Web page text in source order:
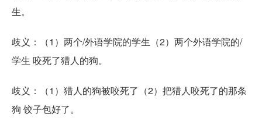
生。
歧义：（1）两个/外语学院的学生（2）两个外语学院的/
学生 咬死了猎人的狗。
歧义：（1）猎人的狗被咬死了（2）把猎人咬死了的那条
狗 饺子包好了。